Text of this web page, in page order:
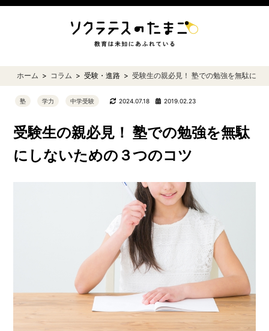
ホーム コラム 受験・進路 受験生の親必見！ 塾での勉強を無駄にし
塾 学力 中学受験 2024.07.18 2019.02.23
受験生の親必見！ 塾での勉強を無駄
にしないための３つのコツ